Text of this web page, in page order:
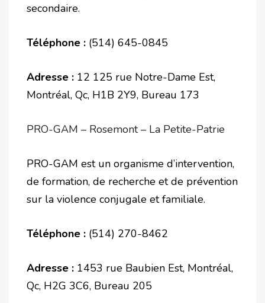
secondaire.
Téléphone : (514) 645-0845
Adresse : 12 125 rue Notre-Dame Est,
Montréal, Qc, H1B 2Y9, Bureau 173
PRO-GAM – Rosemont – La Petite-Patrie
PRO-GAM est un organisme d’intervention,
de formation, de recherche et de prévention
sur la violence conjugale et familiale.
Téléphone : (514) 270-8462
Adresse : 1453 rue Baubien Est, Montréal,
Qc, H2G 3C6, Bureau 205